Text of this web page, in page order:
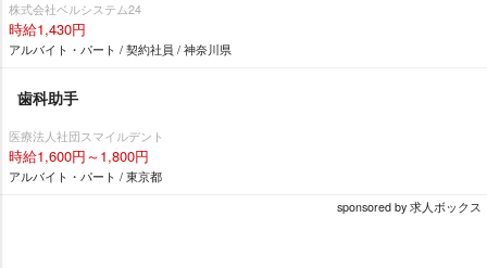
株式会社ベルシステム24
時給1,430円
アルバイト・パート / 契約社員 / 神奈川県
歯科助手
医療法人社団スマイルデント
時給1,600円～1,800円
アルバイト・パート / 東京都
sponsored by 求人ボックス